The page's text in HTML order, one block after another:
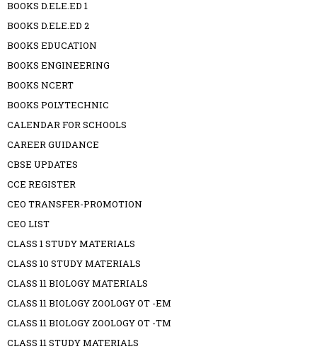
BOOKS D.ELE.ED 1
BOOKS D.ELE.ED 2
BOOKS EDUCATION
BOOKS ENGINEERING
BOOKS NCERT
BOOKS POLYTECHNIC
CALENDAR FOR SCHOOLS
CAREER GUIDANCE
CBSE UPDATES
CCE REGISTER
CEO TRANSFER-PROMOTION
CEO LIST
CLASS 1 STUDY MATERIALS
CLASS 10 STUDY MATERIALS
CLASS 11 BIOLOGY MATERIALS
CLASS 11 BIOLOGY ZOOLOGY OT -EM
CLASS 11 BIOLOGY ZOOLOGY OT -TM
CLASS 11 STUDY MATERIALS